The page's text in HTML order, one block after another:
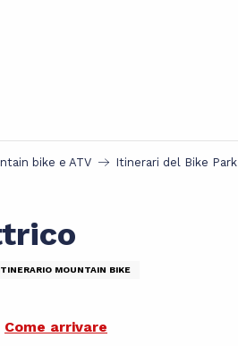
bike e ATV Itinerari del Bike Park
MOUNTAIN BIKE
Come arrivare